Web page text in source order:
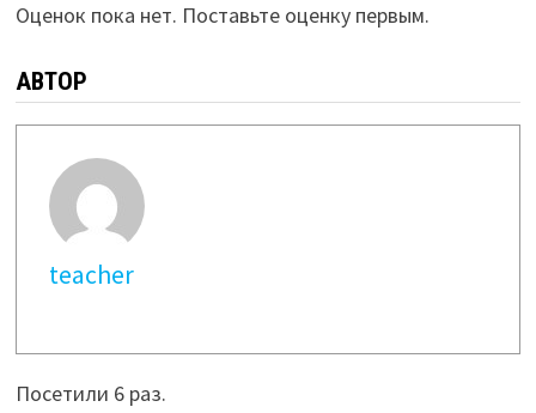
Оценок пока нет. Поставьте оценку первым.
АВТОР
teacher
Посетили 6 раз.